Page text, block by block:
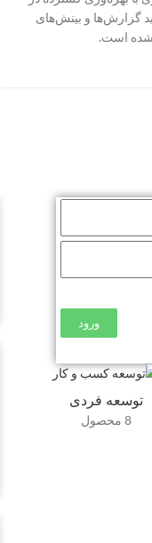
گزارش‌ها و بینش‌های
شده است.
ورود
توسعه فردی
8 محصول